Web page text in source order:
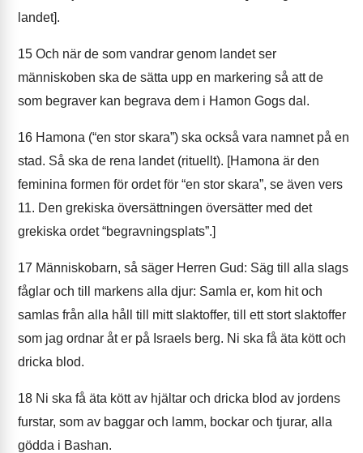
landet].
15 Och när de som vandrar genom landet ser
människoben ska de sätta upp en markering så att de
som begraver kan begrava dem i Hamon Gogs dal.
16 Hamona (“en stor skara”) ska också vara namnet på en
stad. Så ska de rena landet (rituellt). [Hamona är den
feminina formen för ordet för “en stor skara”, se även vers
11. Den grekiska översättningen översätter med det
grekiska ordet “begravningsplats”.]
17 Människobarn, så säger Herren Gud: Säg till alla slags
fåglar och till markens alla djur: Samla er, kom hit och
samlas från alla håll till mitt slaktoffer, till ett stort slaktoffer
som jag ordnar åt er på Israels berg. Ni ska få äta kött och
dricka blod.
18 Ni ska få äta kött av hjältar och dricka blod av jordens
furstar, som av baggar och lamm, bockar och tjurar, alla
gödda i Bashan.